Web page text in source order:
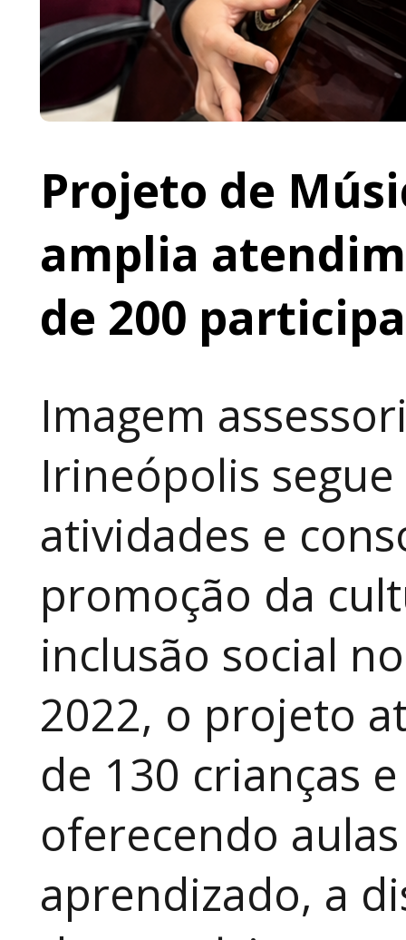
Projeto de
amplia
de 200
Imagem
Irineópolis
atividades e
promoção da
inclusão social
2022, o projeto
de 130 crianças
oferecendo
aprendizado, a